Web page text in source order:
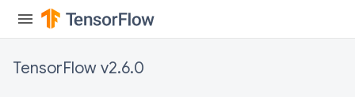
TensorFlow v2.6.0